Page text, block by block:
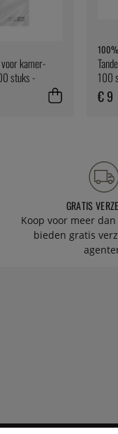
kamer-
stuks -
100%
100
€ 9
GRATIS
Koop voor meer dan
bieden gratis